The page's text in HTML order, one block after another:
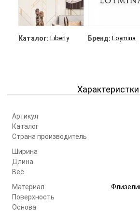
Каталог: Liberty Бренд: Loymina
Характеристки
Артикул
Каталог
Страна производитель
Ширина
Длина
Вес
Материал
Поверхность
Основа